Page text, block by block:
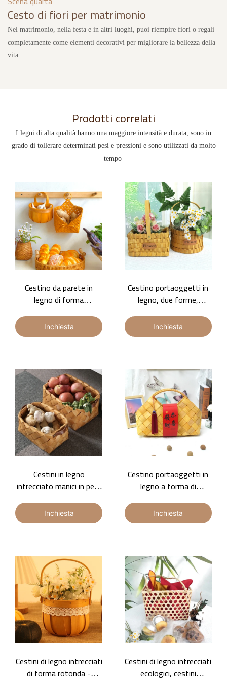
Cesto di fiori per matrimonio
Nel matrimonio, nella festa e in altri luoghi, puoi riempire fiori o regali
completamente come elementi decorativi per migliorare la bellezza della
vita
Prodotti correlati
I legni di alta qualità hanno una maggiore intensità e durata, sono in
grado di tollerare determinati pesi e pressioni e sono utilizzati da molto
tempo
Cestino da parete in
legno di forma
zenzero, cestino per
l'aglio
Inchiesta
Cestino portaoggetti in
legno, due forme,
lettere, cestino per fiori a
mano
Inchiesta
Cestini in legno
intrecciato manici in pelle
doppia late
Inchiesta
Cestino portaoggetti in
legno a forma di
lingotto, scatola regalo
souvenir, scatola
portaoggetti con doppie
ecologici, personalizzabili
e disponibili all'ingrosso
Inchiesta
Cestini di legno intrecciati
di forma rotonda -
Cestini di legno intrecciati
ecologici, cestini